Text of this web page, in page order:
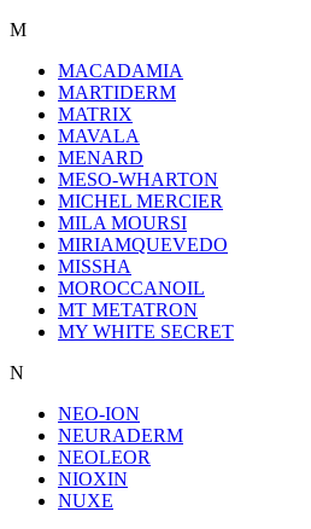
M
MACADAMIA
MARTIDERM
MATRIX
MAVALA
MENARD
MESO-WHARTON
MICHEL MERCIER
MILA MOURSI
MIRIAMQUEVEDO
MISSHA
MOROCCANOIL
MT METATRON
MY WHITE SECRET
N
NEO-ION
NEURADERM
NEOLEOR
NIOXIN
NUXE